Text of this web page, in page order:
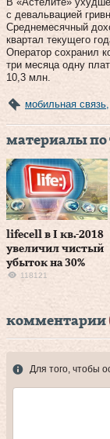
с девальвацией
Среднемесячный
квартал текущего
Оператор сохранил
три месяца одну
10,3 млн.
мобильная связь,
материалы по
lifecell в I кв.-2018
увеличил чистый
убыток на 30%
118121
комментарии
Для того, чтобы